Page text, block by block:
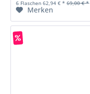
6 Flaschen 62,94 € * 69,00 € *
Merken